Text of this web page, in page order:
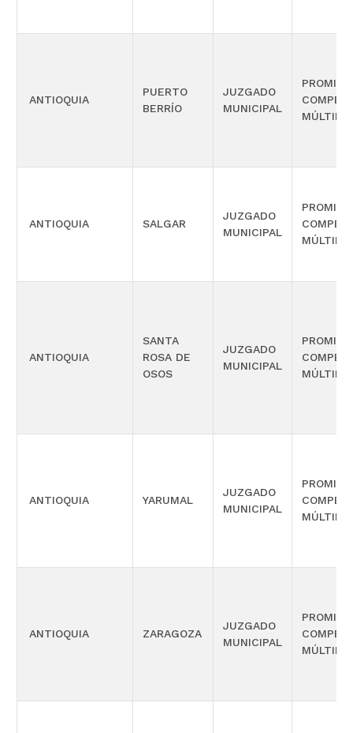
ANTIOQUIA
PUERTO
BERRÍO
JUZGADO
MUNICIPAL
ANTIOQUIA SALGAR
JUZGADO
MUNICIPAL
ANTIOQUIA
SANTA
ROSA DE
OSOS
JUZGADO
MUNICIPAL
ANTIOQUIA YARUMAL
JUZGADO
MUNICIPAL
ANTIOQUIA ZARAGOZA
JUZGADO
MUNICIPAL